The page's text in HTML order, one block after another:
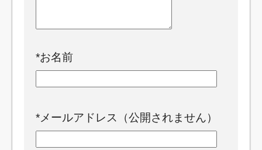
*お名前
*メールアドレス（公開されません）